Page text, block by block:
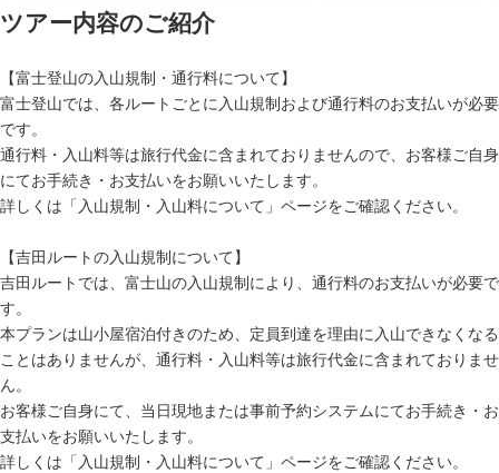
ツアー内容のご紹介
【富士登山の入山規制・通行料について】
富士登山では、各ルートごとに入山規制および通行料のお支払いが必要
です。
通行料・入山料等は旅行代金に含まれておりませんので、お客様ご自身
にてお手続き・お支払いをお願いいたします。
詳しくは「 入山規制・入山料について 」ページをご確認ください。
【吉田ルートの入山規制について】
吉田ルートでは、富士山の入山規制により、通行料のお支払いが必要で
す。
本プランは山小屋宿泊付きのため、定員到達を理由に入山できなくなる
ことはありませんが、通行料・入山料等は旅行代金に含まれておりませ
ん。
お客様ご自身にて、当日現地または事前予約システムにてお手続き・お
支払いをお願いいたします。
詳しくは「 入山規制・入山料について 」ページをご確認ください。